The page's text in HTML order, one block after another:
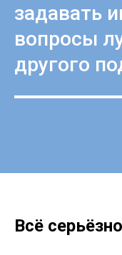
задавать
вопросы
другого
Всё серьёзно